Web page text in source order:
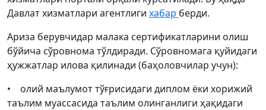
Давлат хизматлари агентлиги хабар берди.
Ариза берувчидар малака сертификатларини олиш
бўйича сўровнома тўлдиради. Сўровномага қуйидаги
ҳужжатлар илова қилинади (баҳоловчилар учун):
• олий маълумот тўғрисидаги диплом ёки хорижий
таълим муассасида таълим олинганлиги ҳақидаги